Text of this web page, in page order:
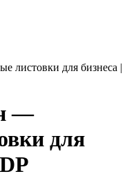
листовки для бизнеса |
—
для